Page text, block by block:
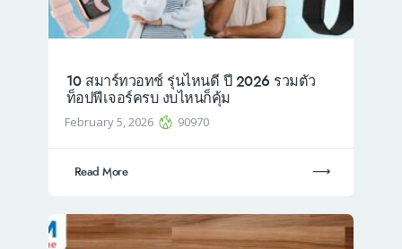
10 สมาร์ทวอทช์ รุ่นไหนดี ปี 2026 รวมตัว
ท็อปฟีเจอร์ครบ งบไหนก็คุ้ม
February 5, 2026 90970
Read More